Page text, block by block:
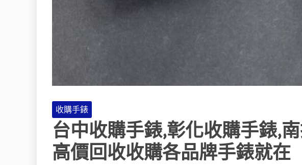
收購手錶
台中收購手錶,彰化收購手錶,南
高價回收收購各品牌手錶就在